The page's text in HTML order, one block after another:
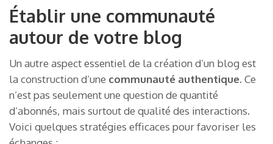
Établir une communauté
autour de votre blog
Un autre aspect essentiel de la création d’un blog est
la construction d’une communauté authentique. Ce
n’est pas seulement une question de quantité
d’abonnés, mais surtout de qualité des interactions.
Voici quelques stratégies efficaces pour favoriser les